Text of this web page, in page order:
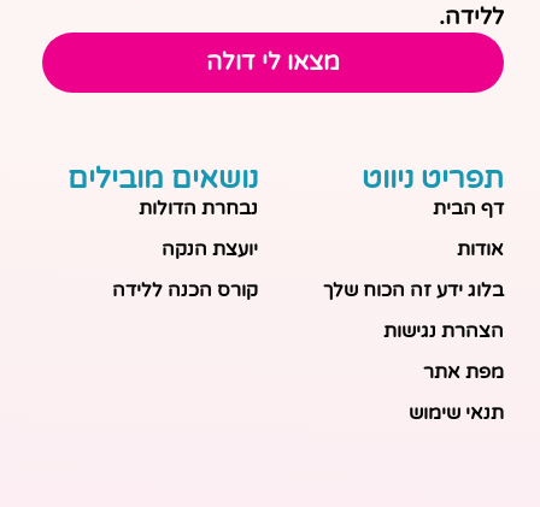
ללידה.
מצאו לי דולה
תפריט ניווט
דף הבית
אודות
בלוג ידע זה הכוח שלך
הצהרת נגישות
מפת אתר
תנאי שימוש
נושאים מובילים
נבחרת הדולות
יועצת הנקה
קורס הכנה ללידה